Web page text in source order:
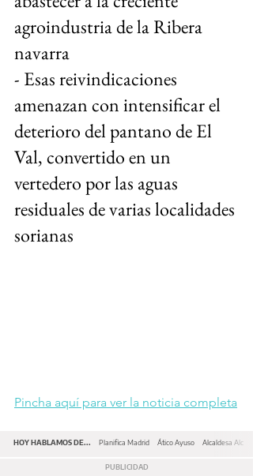
agroindustria de la Ribera
navarra
- Esas reivindicaciones
amenazan con intensificar el
deterioro del pantano de El
Val, convertido en un
vertedero por las aguas
residuales de varias localidades
sorianas
Pincha aquí para ver la noticia completa